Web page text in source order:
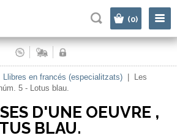
(0)
Llibres en francés (especialitzats)
Les
5 - Lotus blau.
D'UNE OEUVRE ,
BLAU.